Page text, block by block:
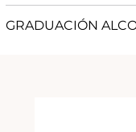
GRADUACIÓN